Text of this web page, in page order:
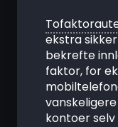
ekstra
bekrefte
faktor, for
kontoer